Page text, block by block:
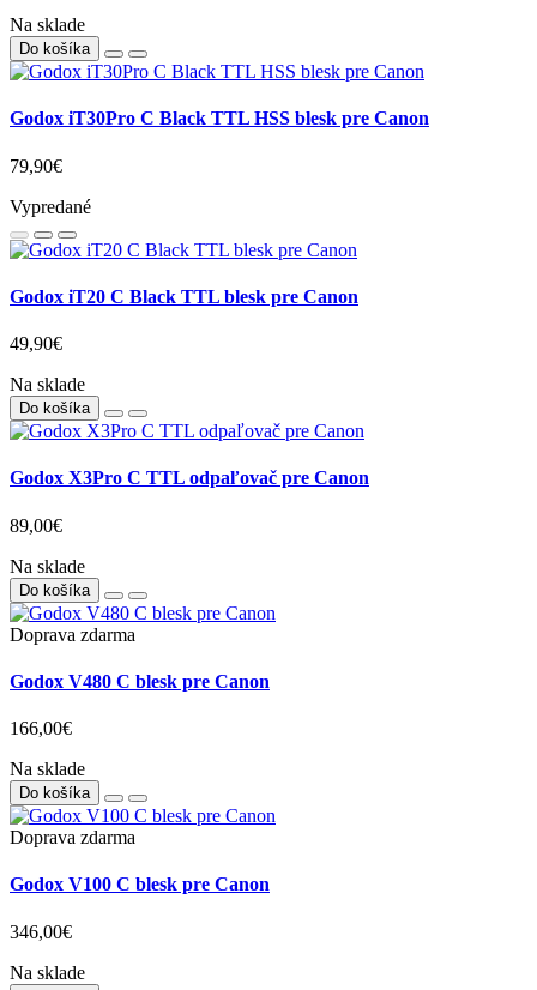
16,90€
Na sklade
Godox iT22 C Black TTL blesk pre Canon
49,90€
Na sklade
Godox iT30Pro C Black TTL HSS blesk pre Canon
79,90€
Vypredané
Godox iT20 C Black TTL blesk pre Canon
49,90€
Na sklade
Do košíka
89,00€
Na sklade
Do košíka